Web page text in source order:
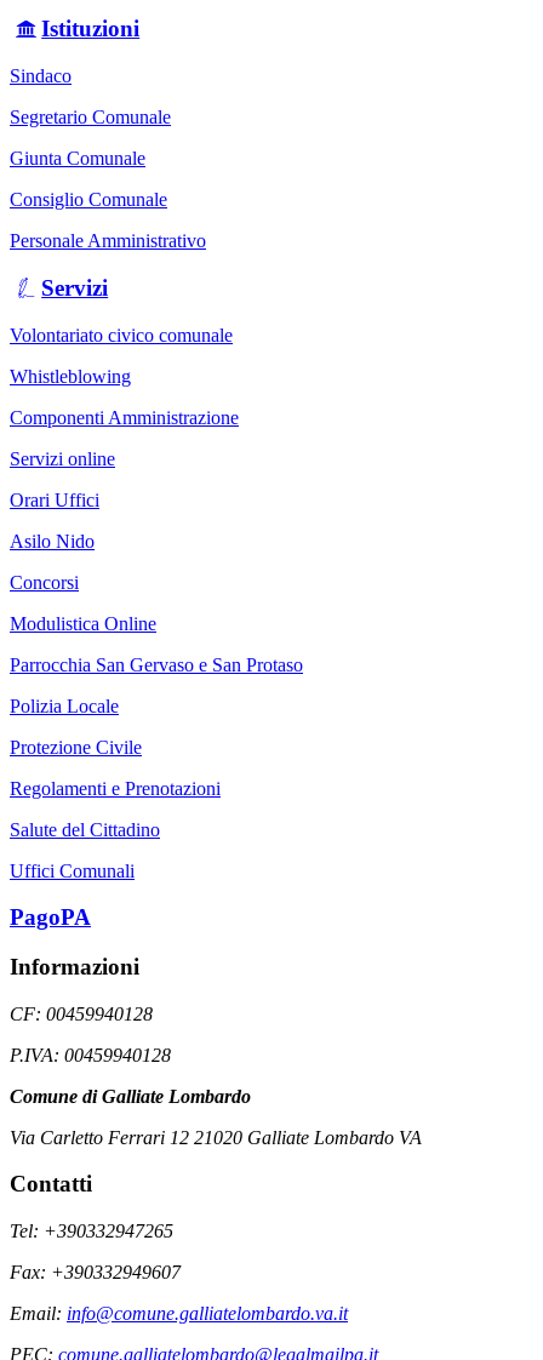
Istituzioni
Sindaco
Segretario Comunale
Giunta Comunale
Consiglio Comunale
Personale Amministrativo
Servizi
Volontariato civico comunale
Whistleblowing
Componenti Amministrazione
Servizi online
Orari Uffici
Asilo Nido
Concorsi
Modulistica Online
Parrocchia San Gervaso e San Protaso
Polizia Locale
Protezione Civile
Regolamenti e Prenotazioni
Salute del Cittadino
Uffici Comunali
PagoPA
Informazioni
CF: 00459940128
P.IVA: 00459940128
Comune di Galliate Lombardo
Via Carletto Ferrari 12 21020 Galliate Lombardo VA
Contatti
Tel: +390332947265
Fax: +390332949607
Email: info@comune.galliatelombardo.va.it
PEC: comune.galliatelombardo@legalmailpa.it